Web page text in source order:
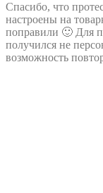
Спасибо, что
настроены на
поправили 🙂 Для
получился не
возможность